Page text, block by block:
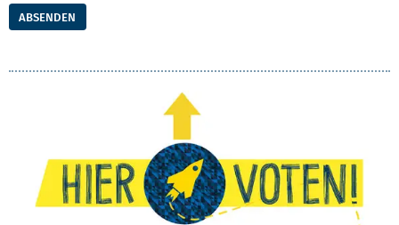
ABSENDEN